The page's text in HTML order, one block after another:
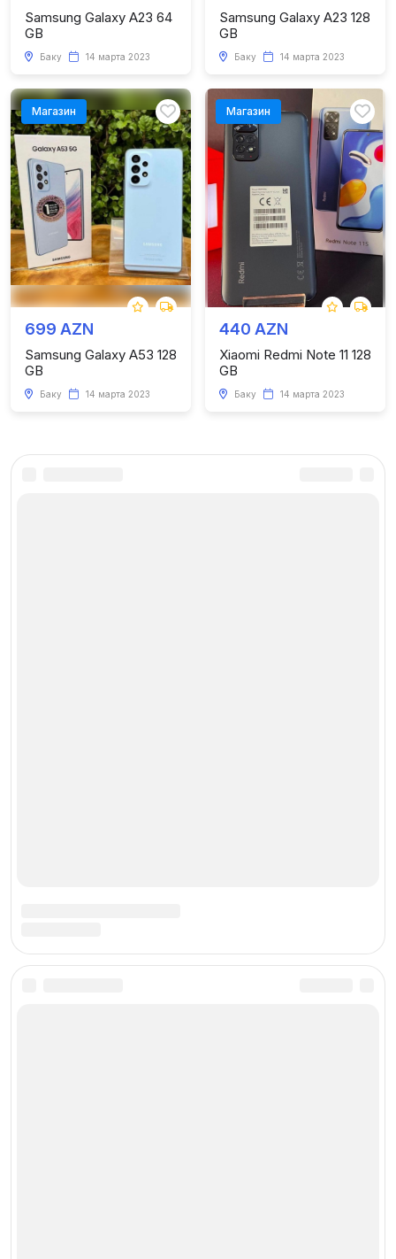
Samsung Galaxy A23 64
GB
Баку 14 марта 2023
Samsung Galaxy A23 128
GB
Баку 14 марта 2023
Магазин
699 AZN
Samsung Galaxy A53 128
GB
Баку 14 марта 2023
Магазин
440 AZN
Xiaomi Redmi Note 11 128
GB
Баку 14 марта 2023